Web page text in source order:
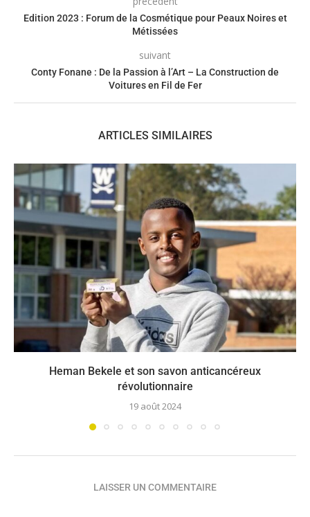
Edition 2023 : Forum de la Cosmétique pour Peaux Noires et
Métissées
suivant
Conty Fonane : De la Passion à l’Art – La Construction de
Voitures en Fil de Fer
ARTICLES SIMILAIRES
Heman Bekele et son savon anticancéreux
révolutionnaire
19 août 2024
LAISSER UN COMMENTAIRE